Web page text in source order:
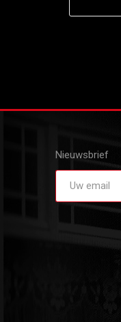
Nieuwsbrief
Aanmelden